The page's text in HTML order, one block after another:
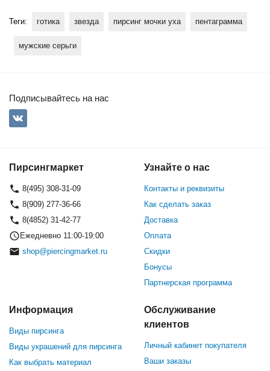
Теги: готика звезда пирсинг мочки уха пентаграмма
мужские серьги
Подписывайтесь на нас
Пирсингмаркет
8(495) 308-31-09
8(909) 277-36-66
8(4852) 31-42-77
Ежедневно 11:00-19:00
shop@piercingmarket.ru
Узнайте о нас
Контакты и реквизиты
Как сделать заказ
Доставка
Оплата
Скидки
Бонусы
Партнерская программа
Информация
Виды пирсинга
Виды украшений для пирсинга
Как выбрать материал
Обслуживание
клиентов
Личный кабинет покупателя
Ваши заказы